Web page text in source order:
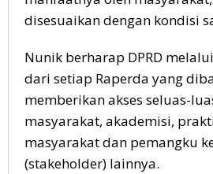
disesuaikan dengan kondisi
Nunik berharap DPRD
dari setiap Raperda yang
memberikan akses seluas-
masyarakat, akademisi,
masyarakat dan pemangku
(stakeholder) lainnya.